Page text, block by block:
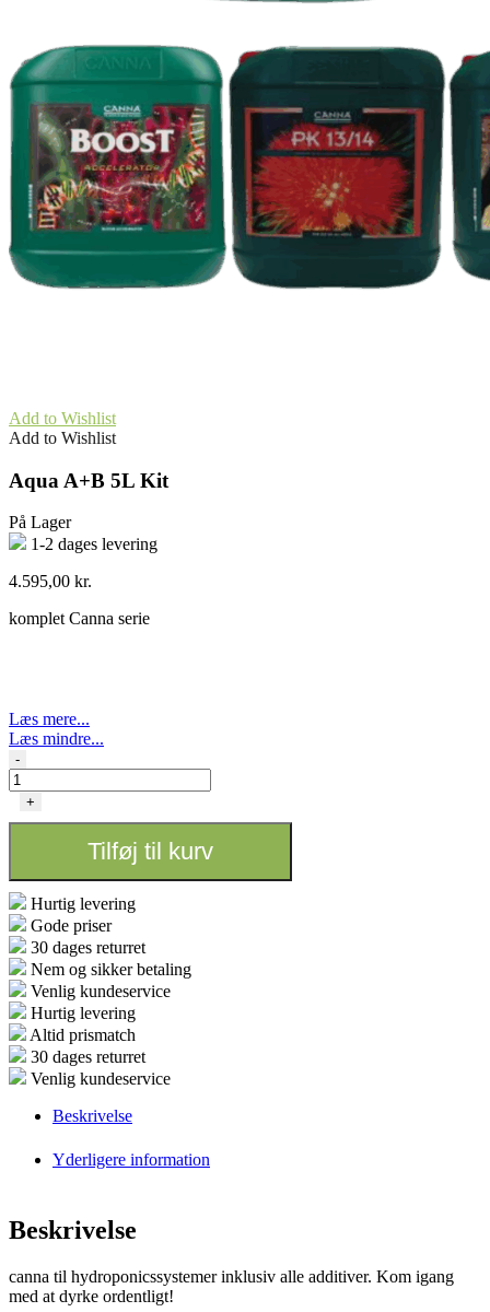
Add to Wishlist
Add to Wishlist
Aqua A+B 5L Kit
På Lager
1-2 dages levering
4.595,00 kr.
komplet Canna serie
Læs mere...
Læs mindre...
Aqua
A+B
5L
-
+
Tilføj til kurv
Hurtig levering
Gode priser
30 dages returret
Nem og sikker betaling
Venlig kundeservice
Hurtig levering
Altid prismatch
30 dages returret
Venlig kundeservice
Beskrivelse
Yderligere information
Beskrivelse
canna til hydroponicssystemer inklusiv alle additiver. Kom igang
med at dyrke ordentligt!